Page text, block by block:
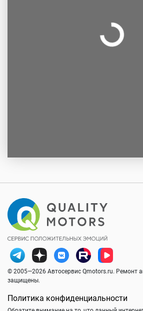
© 2005—2026 Автосервис Qmotors.ru. Ремонт
защищены.
Политика конфиденциальности